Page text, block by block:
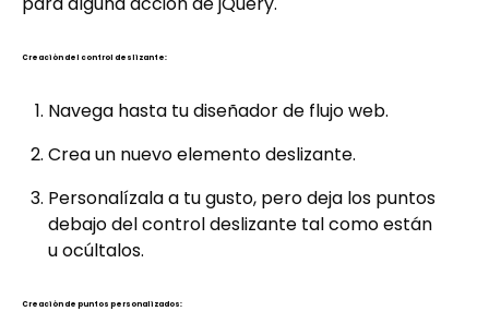
Creación del control deslizante:
Navega hasta tu diseñador de flujo web.
Crea un nuevo elemento deslizante.
Personalízala a tu gusto, pero deja los puntos
debajo del control deslizante tal como están
u ocúltalos.
Creación de puntos personalizados: